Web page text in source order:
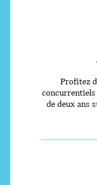
Profitez
concurrentiels
de deux ans